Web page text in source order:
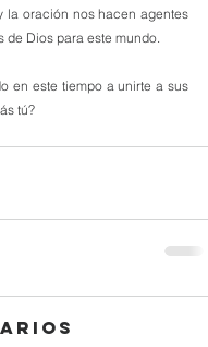
la oración nos hacen agentes
de Dios para este mundo.
en este tiempo a unirte a sus
tú?